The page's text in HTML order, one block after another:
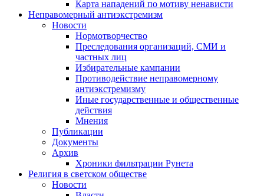
Карта нападений по мотиву ненависти
Неправомерный антиэкстремизм
Новости
Нормотворчество
Преследования организаций, СМИ и
частных лиц
Избирательные кампании
Противодействие неправомерному
антиэкстремизму
Иные государственные и общественные
действия
Мнения
Публикации
Документы
Архив
Хроники фильтрации Рунета
Религия в светском обществе
Новости